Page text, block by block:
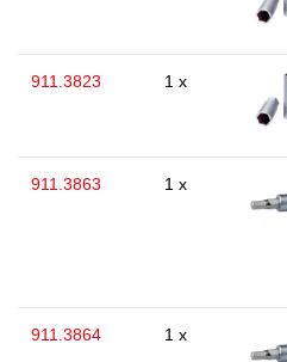
911.3823 1 x
911.3863 1 x
911.3864 1 x